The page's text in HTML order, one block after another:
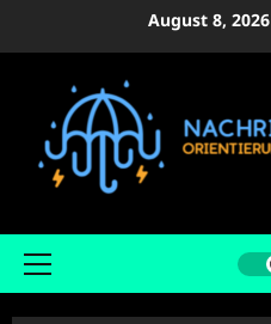
August 8, 2026
Primary